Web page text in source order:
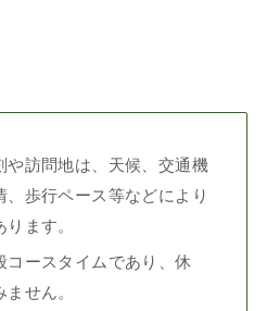
や訪問地は、天候、交通機
、歩行ペース等などにより
ます。
コースタイムであり、休
せん。